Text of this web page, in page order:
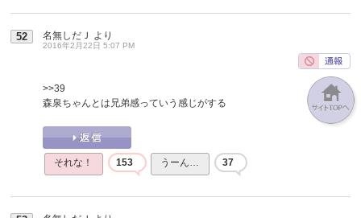
52 名無しだＪ より
2016年2月22日 5:07 PM
>>39
森泉ちゃんとは兄弟感っていう感じがする
それな！ 153 うーん… 37